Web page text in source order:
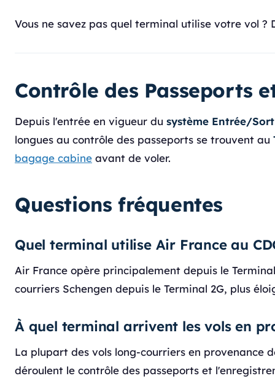
Vous ne savez pas quel terminal utilise votre vol ?
Contrôle des Passeports
Depuis l'entrée en vigueur du système Entrée/
longues au contrôle des passeports se trouvent au
bagage cabine avant de voler.
Questions fréquentes
Quel terminal utilise Air France au
Air France opère principalement depuis le
courriers Schengen depuis le Terminal 2G, plus
À quel terminal arrivent les vols en
La plupart des vols long-courriers en provenance
déroulent le contrôle des passeports et